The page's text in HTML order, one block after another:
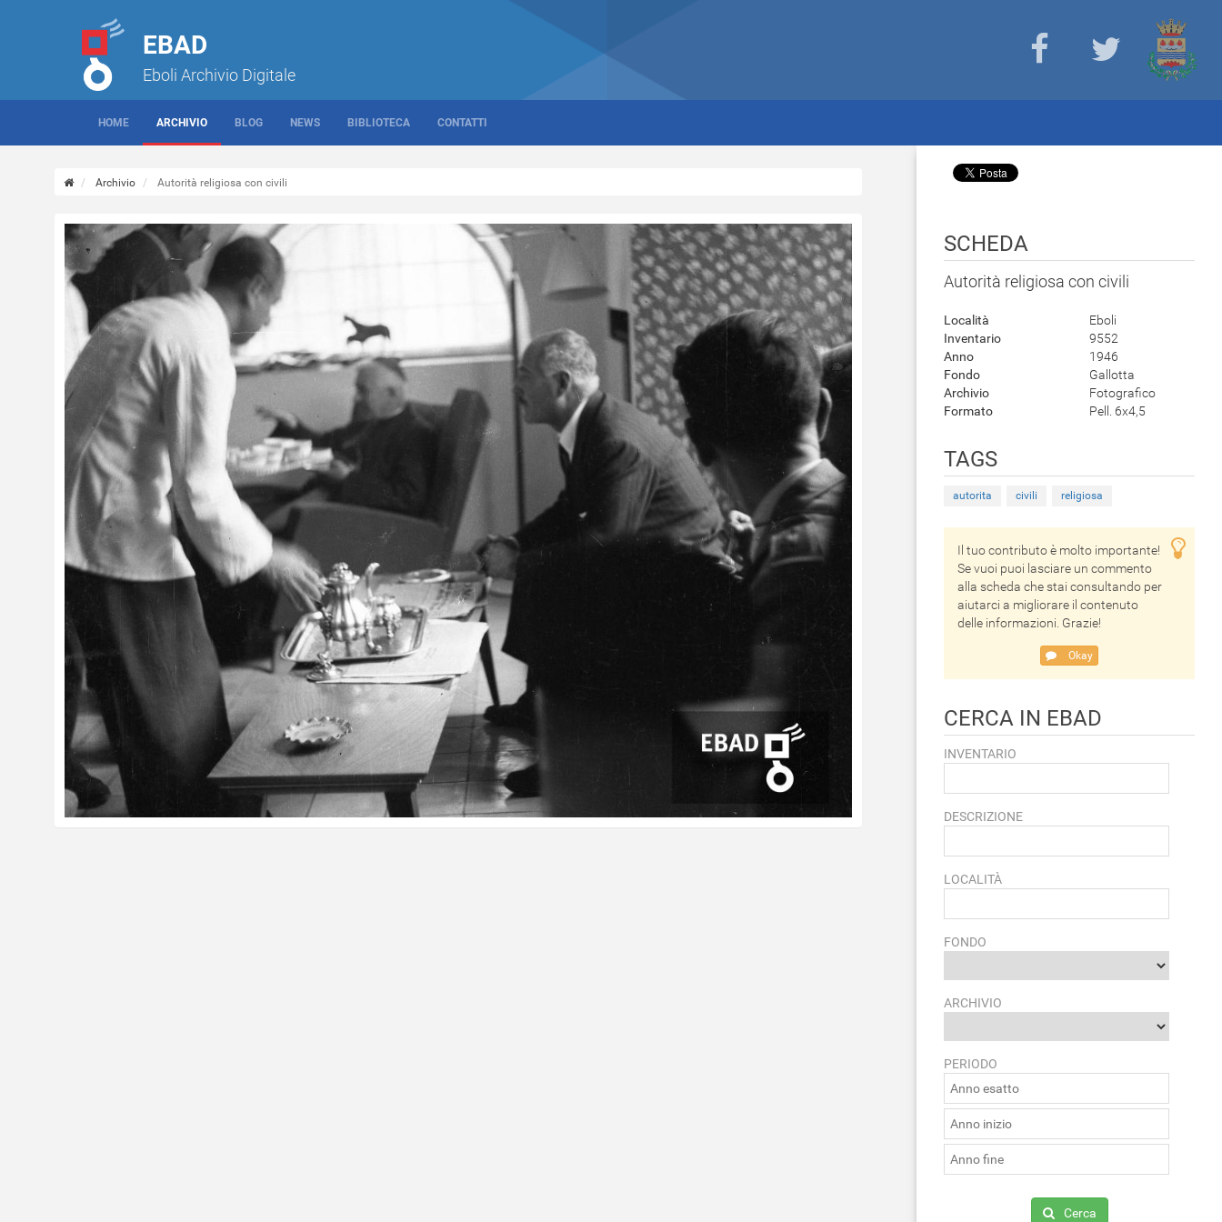
EBAD
Eboli Archivio Digitale
HOME ARCHIVIO BLOG NEWS BIBLIOTECA CONTATTI
Archivio Autorità religiosa con civili
SCHEDA
Autorità religiosa con civili
Località
Eboli
Inventario
9552
Anno
1946
Fondo
Gallotta
Archivio
Fotografico
Formato
Pell. 6x4,5
TAGS
autorita civili religiosa
Il tuo contributo è molto importante!
Se vuoi puoi lasciare un commento
alla scheda che stai consultando per
aiutarci a migliorare il contenuto
delle informazioni. Grazie!
Okay
CERCA IN EBAD
INVENTARIO
DESCRIZIONE
LOCALITÀ
FONDO
ARCHIVIO
PERIODO
Cerca